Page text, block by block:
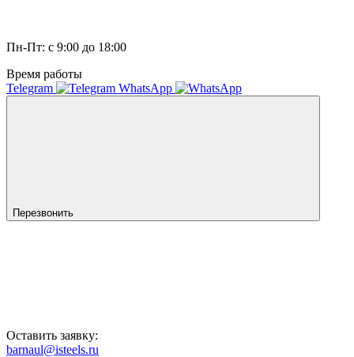
Пн-Пт: с 9:00 до 18:00
Время работы
Telegram
WhatsApp
Перезвонить
Оставить заявку:
barnaul@isteels.ru